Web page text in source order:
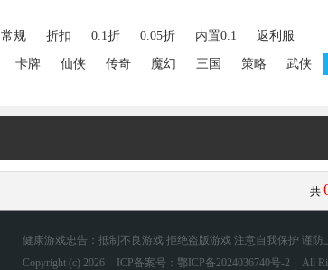
常规 折扣 0.1折 0.05折 内置0.1 返利服
卡牌 仙侠 传奇 魔幻 三国 策略 武侠
共
健康游戏忠告：抵制不良游戏 拒绝盗版游戏 注意自我保护 谨
Copyright (c) 2026
ICP备案号：鄂ICP备2024036740号-2 All